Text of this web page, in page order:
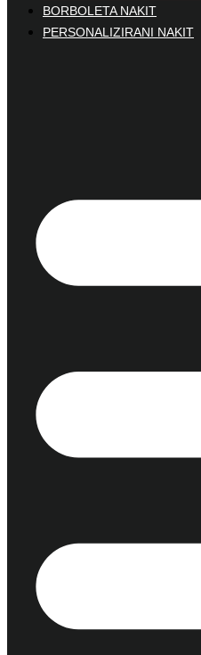
BORBOLETA NAKIT
PERSONALIZIRANI NAKIT